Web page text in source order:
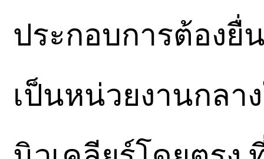
ประกอบการต้อง
เป็นหน่วยงานกลา